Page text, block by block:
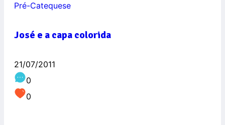
Pré-Catequese
José e a capa colorida
21/07/2011
0
0